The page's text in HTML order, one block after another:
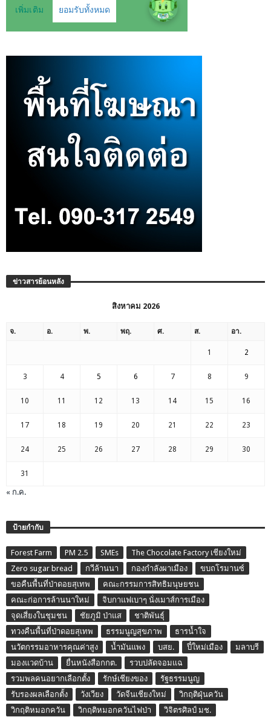
ข่าวสารย้อนหลัง
สิงหาคม 2026
จ. อ. พ. พฤ. ศ. ส. อา.
1 2
3 4 5 6 7 8 9
10 11 12 13 14 15 16
17 18 19 20 21 22 23
24 25 26 27 28 29 30
31
« ก.ค.
ป้ายกำกับ
Forest Farm PM 2.5 SMEs
The Chocolate Factory เชียงใหม่
Zero sugar bread
กวีล้านนา กองกำลังผาเมือง
ขบถโรมานซ์
ขอคืนพื้นที่ป่าดอยสุเทพ
คณะกรรมการสิทธิมนุษยชน
คณะก่อการล้านนาใหม่
จิบกาแฟเบาๆ นั่งเมาส์การเมือง
จุดเสี่ยงในชุมชน
ชัยภูมิ ป่าแส
ชาติพันธุ์
ทวงคืนพื้นที่ป่าดอยสุเทพ
ธรรมนูญสุขภาพ
ธารน้ำใจ
นวัตกรรมอาหารคุณค่าสูง
น้ำมันแพง บสย. ปี๋ใหม่เมือง
มลาบรี
มองแวดบ้าน
ยื่นหนังสือกกต.
รวบปลัดจอมแฉ
รวมพลคนอยากเลือกตั้ง
รักษ์เชียงของ
รัฐธรรมนูญ
รับรองผลเลือกตั้ง
วังเวียง วัดจีนเชียงใหม่
วิกฤติฝุ่นควัน
วิกฤติหมอกควัน
วิกฤติหมอกควันไฟป่า วิจิตรศิลป์ มช.